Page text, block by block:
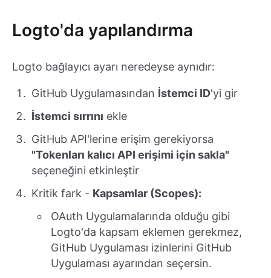
Logto'da yapılandırma
Logto bağlayıcı ayarı neredeyse aynıdır:
GitHub Uygulamasından İstemci ID'yi gir
İstemci sırrını ekle
GitHub API'lerine erişim gerekiyorsa
"Tokenları kalıcı API erişimi için sakla"
seçeneğini etkinleştir
Kritik fark - Kapsamlar (Scopes):
OAuth Uygulamalarında olduğu gibi
Logto'da kapsam eklemen gerekmez,
GitHub Uygulaması izinlerini GitHub
Uygulaması ayarından seçersin.